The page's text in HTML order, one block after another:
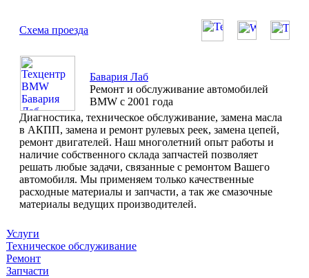
Схема проезда
Бавария Лаб
Ремонт и обслуживание автомобилей
BMW с 2001 года
Диагностика, техническое обслуживание, замена масла
в АКПП, замена и ремонт рулевых реек, замена цепей,
ремонт двигателей. Наш многолетний опыт работы и
наличие собственного склада запчастей позволяет
решать любые задачи, связанные с ремонтом Вашего
автомобиля. Мы применяем только качественные
расходные материалы и запчасти, а так же смазочные
материалы ведущих производителей.
Услуги
Техническое обслуживание
Ремонт
Запчасти